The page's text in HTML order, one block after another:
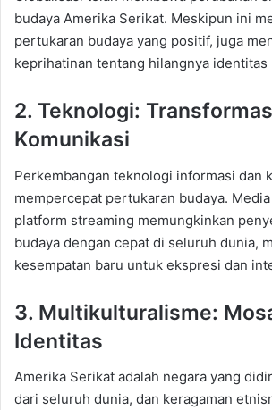
budaya Amerika Serikat. Meskipun ini
pertukaran budaya yang positif, juga
keprihatinan tentang hilangnya identitas
2. Teknologi:
Komunikasi
Perkembangan teknologi informasi dan
mempercepat pertukaran budaya.
platform streaming memungkinkan
budaya dengan cepat di seluruh dunia,
kesempatan baru untuk ekspresi dan
3. Multikulturalisme:
Identitas
Amerika Serikat adalah negara yang
dari seluruh dunia, dan keragaman